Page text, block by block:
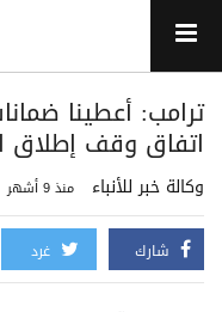
ترامب: أعطينا
اتفاق وقف إطلاق
وكالة خبر للأنباء منذ 9 أشهر
شارك غرد